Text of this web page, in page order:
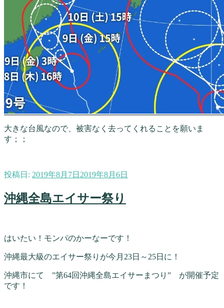
大きな台風なので、被害なく去ってくれることを願いま
す；；
投稿日: 2019年8月7日 2019年8月6日
沖縄全島エイサー祭り
はいたい！モンパのかーなーです！
沖縄最大級のエイサー祭りが今月23日～25日に！
沖縄市にて ”第64回沖縄全島エイサーまつり” が開催予定
です！